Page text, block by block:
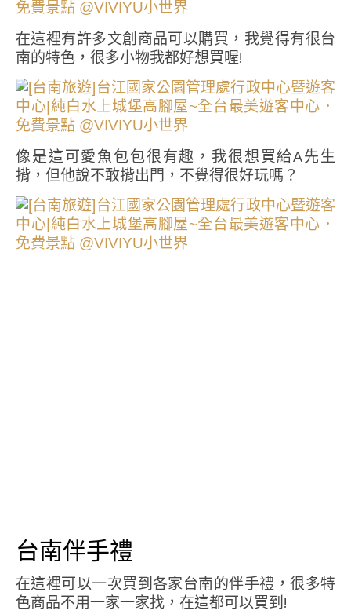
在這裡有許多文創商品可以購買，我覺得有很台
南的特色，很多小物我都好想買喔!
像是這可愛魚包包很有趣，我很想買給A先生
揹，但他說不敢揹出門，不覺得很好玩嗎？
台南伴手禮
在這裡可以一次買到各家台南的伴手禮，很多特
色商品不用一家一家找，在這都可以買到!